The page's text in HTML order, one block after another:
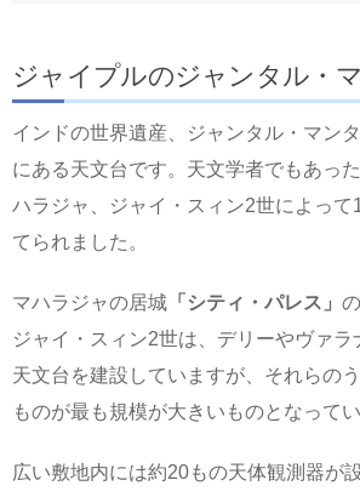
ジャイプルのジャンタル・
インドの世界遺産、ジャンタル・マン
にある天文台です。天文学者でもあっ
ハラジャ、ジャイ・スィン2世によって
てられました。
マハラジャの居城 「シティ・パレス」
ジャイ・スィン2世は、デリーやヴァラ
天文台を建設していますが、それらの
ものが最も規模が大きいものとなってい
広い敷地内には約20もの天体観測器が